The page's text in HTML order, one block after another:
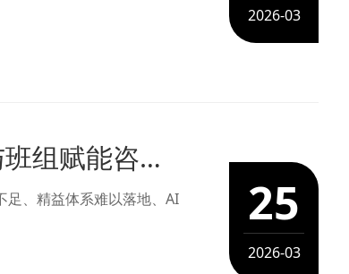
2026-03
卓越运营全流程落地辅导+精益人才培养与班组赋能咨询公司选科理咨询（深圳）股份有限公司-企业AI培训+民企精益管理咨询公司
足、精益体系难以落地、AI
25
2026-03